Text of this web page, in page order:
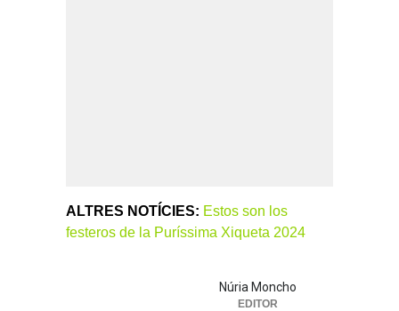
ALTRES NOTÍCIES: Estos son los
festeros de la Puríssima Xiqueta 2024
Núria Moncho
EDITOR